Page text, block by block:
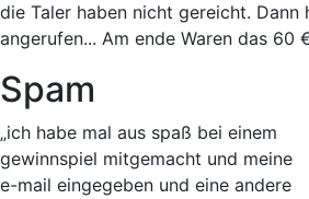
die Taler haben nicht gereicht. Dann
angerufen... Am ende Waren das 60
Spam
„ich habe mal aus spaß bei einem
gewinnspiel mitgemacht und meine
e-mail eingegeben und eine andere